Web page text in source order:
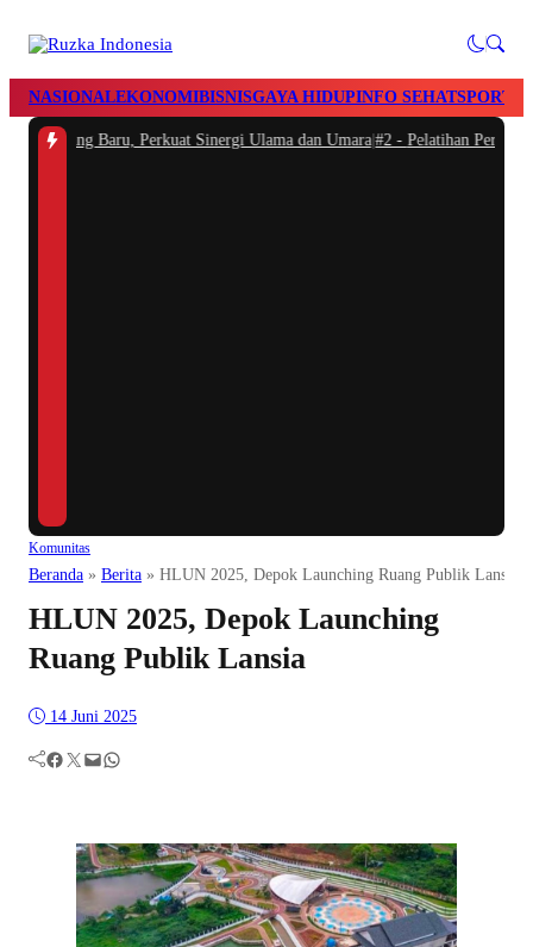
NASIONALEKONOMIBISNISGAYA HIDUPINFO SEHATSPORTS
yang Baru, Perkuat Sinergi Ulama dan Umara|#2 -Pelatihan
Komunitas
Beranda » Berita » HLUN 2025, Depok Launching Ruang Publik Lansia
HLUN 2025, Depok Launching
Ruang Publik Lansia
14 Juni 2025
Facebook Twitter Mail WhatsApp